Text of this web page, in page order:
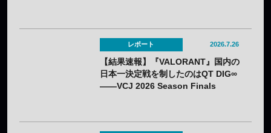
レポート 2026.7.26
【結果速報】『VALORANT』国内の
日本一決定戦を制したのはQT DIG∞
——VCJ 2026 Season Finals